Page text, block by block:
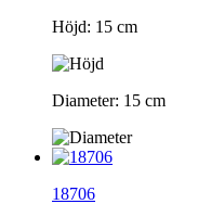
Höjd: 15 cm
Diameter: 15 cm
18706